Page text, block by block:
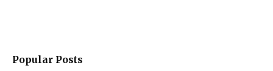
Popular Posts